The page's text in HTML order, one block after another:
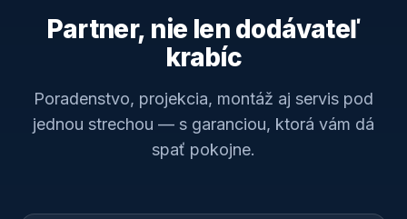
Partner, nie len dodávateľ
krabíc
Poradenstvo, projekcia, montáž aj servis pod
jednou strechou — s garanciou, ktorá vám dá
spať pokojne.